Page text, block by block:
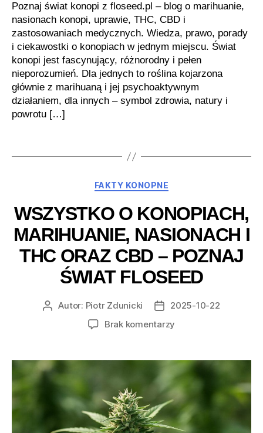
Poznaj świat konopi z floseed.pl – blog o marihuanie,
nasionach konopi, uprawie, THC, CBD i
zastosowaniach medycznych. Wiedza, prawo, porady
i ciekawostki o konopiach w jednym miejscu. Świat
konopi jest fascynujący, różnorodny i pełen
nieporozumień. Dla jednych to roślina kojarzona
głównie z marihuaną i jej psychoaktywnym
działaniem, dla innych – symbol zdrowia, natury i
powrotu […]
Kategorie
FAKTY KONOPNE
WSZYSTKO O KONOPIACH,
MARIHUANIE, NASIONACH I
THC ORAZ CBD – POZNAJ
ŚWIAT FLOSEED
AutorAutor: Piotr Zdunicki
Data2025-10-22
Brak komentarzy
konopiach,
marihuanie,
nasionach
i
THC
oraz